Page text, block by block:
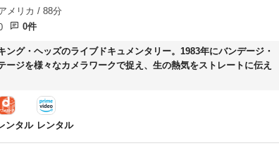
メリカ / 88分
0件
ング・ヘッズのライブドキュメンタリー。1983年にバンデージ・
ージを様々なカメラワークで捉え、生の熱気をストレートに伝え
ンタル レンタル